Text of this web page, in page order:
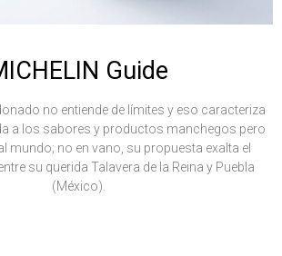
Guide
no entiende de límites y eso caracteriza
a los sabores y productos manchegos pero
mundo; no en vano, su propuesta exalta el
su querida Talavera de la Reina y Puebla
(México).